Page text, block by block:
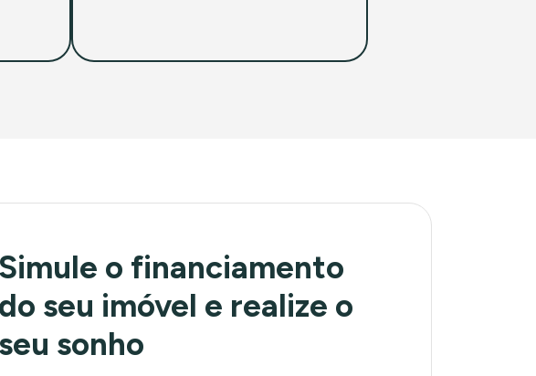
Simule o financiamento
do seu imóvel e realize o
seu sonho